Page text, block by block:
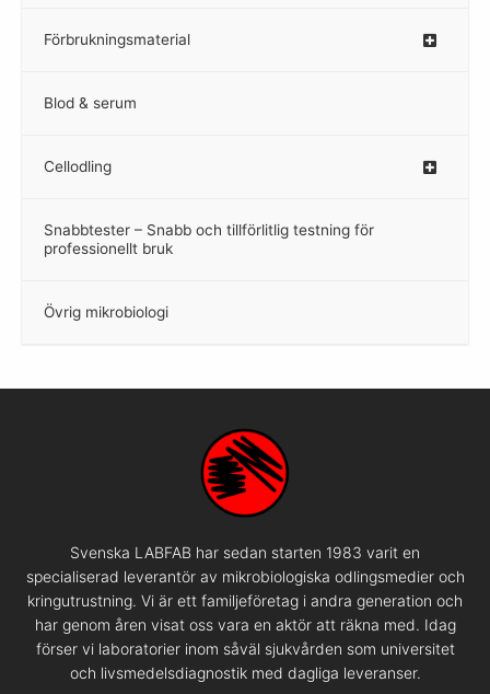
Förbrukningsmaterial
Blod & serum
Cellodling
–
Snabbtester – Snabb och tillförlitlig testning för
professionellt bruk
–
Övrig mikrobiologi
–
Svenska LABFAB har sedan starten 1983 varit en
specialiserad leverantör av mikrobiologiska odlingsmedier och
kringutrustning. Vi är ett familjeföretag i andra generation och
har genom åren visat oss vara en aktör att räkna med. Idag
förser vi laboratorier inom såväl sjukvården som universitet
och livsmedelsdiagnostik med dagliga leveranser.